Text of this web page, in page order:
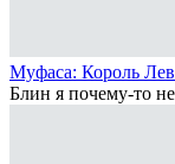
Муфаса: Король
Блин я почему-то